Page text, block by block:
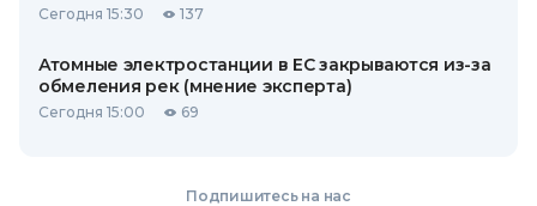
Сегодня 15:30 137
Атомные электростанции в ЕС закрываются из-за
обмеления рек (мнение эксперта)
Сегодня 15:00 69
Подпишитесь на нас